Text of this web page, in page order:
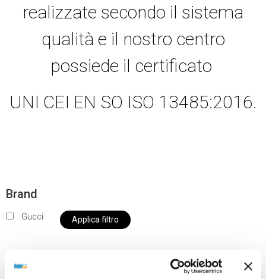
realizzate secondo il sistema
qualità e il nostro centro
possiede il certificato
UNI CEI EN SO ISO 13485:2016.
Brand
Gucci Applica filtro